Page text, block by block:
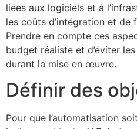
liées aux logiciels et à
les coûts d’intégration et de
Prendre en compte ces
budget réaliste et d’éviter
durant la mise en œuvre.
Définir des
Pour que l’automatisation